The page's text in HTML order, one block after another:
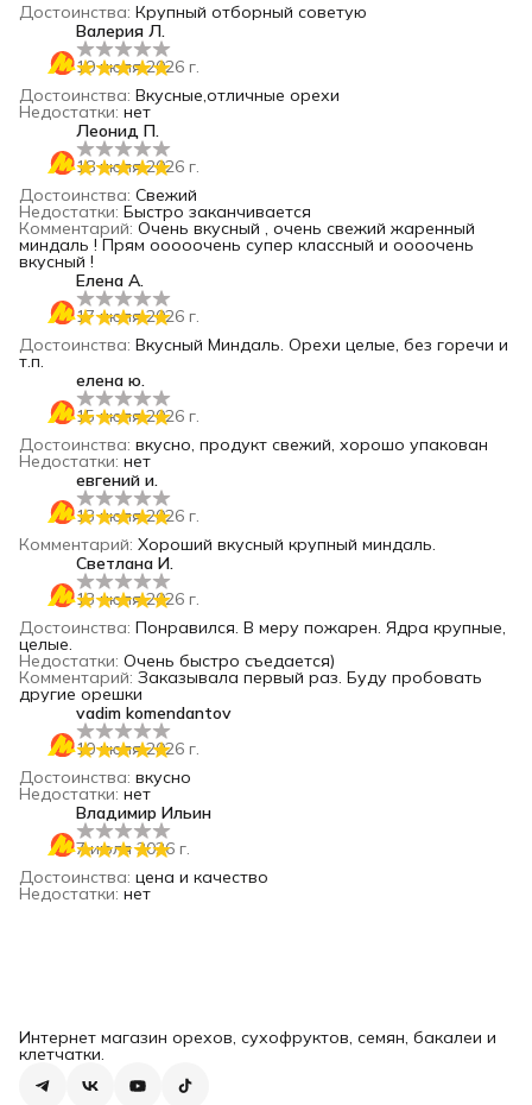
Достоинства: Крупный отборный советую
Валерия Л.
19 июля 2026 г.
Достоинства: Вкусные,отличные орехи
Недостатки: нет
Леонид П.
18 июля 2026 г.
Достоинства: Свежий
Недостатки: Быстро заканчивается
Комментарий: Очень вкусный , очень свежий жаренный
миндаль ! Прям ооооочень супер классный и оооочень
вкусный !
Елена А.
17 июля 2026 г.
Достоинства: Вкусный Миндаль. Орехи целые, без горечи и
т.п.
елена ю.
15 июля 2026 г.
Достоинства: вкусно, продукт свежий, хорошо упакован
Недостатки: нет
евгений и.
13 июля 2026 г.
Комментарий: Хороший вкусный крупный миндаль.
Светлана И.
13 июля 2026 г.
Достоинства: Понравился. В меру пожарен. Ядра крупные,
целые.
Недостатки: Очень быстро съедается)
Комментарий: Заказывала первый раз. Буду пробовать
другие орешки
vadim komendantov
10 июля 2026 г.
Достоинства: вкусно
Недостатки: нет
Владимир Ильин
7 июля 2026 г.
Достоинства: цена и качество
Недостатки: нет
Интернет магазин орехов, сухофруктов, семян, бакалеи и
клетчатки.